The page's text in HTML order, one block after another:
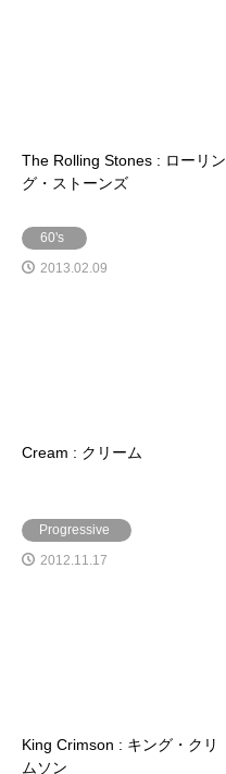
The Rolling Stones : ローリン
グ・ストーンズ
60's
2013.02.09
Cream : クリーム
Progressive
2012.11.17
King Crimson : キング・クリ
ムソン